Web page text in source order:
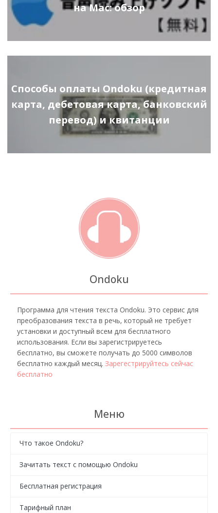
на Mac: обзор
Способы оплаты Ondoku (кредитная
карта, дебетовая карта, банковский
перевод) и квитанции
Ondoku
Программа для чтения текста Ondoku. Это сервис для
преобразования текста в речь, который не требует
установки и доступный всем для бесплатного
использования. Если вы зарегистрируетесь
бесплатно, вы сможете получать до 5000 символов
бесплатно каждый месяц. Зарегестрируйтесь сейчас
бесплатно
Меню
Что такое Ondoku?
Зачитать текст с помощью Ondoku
Бесплатная регистрация
Тарифный план